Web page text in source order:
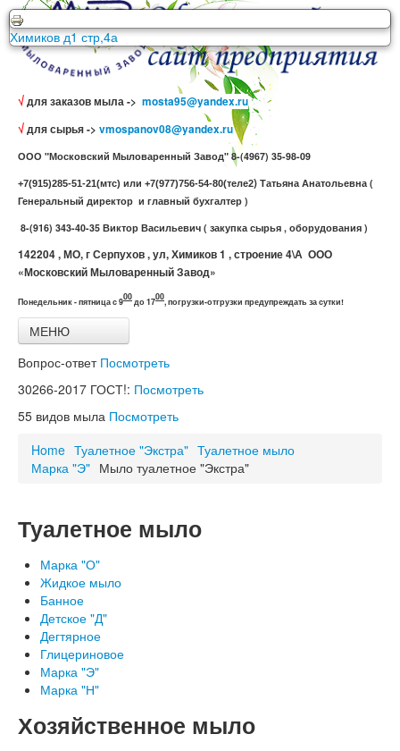
√для заказов мыла -> mosta95@yandex.ru
√для сырья -> vmospanov08@yandex.ru
ООО "Московский Мыловаренный Завод" 8-(4967) 35-98-09
+7(915)285-51-21(мтс) или +7(977)756-54-80(теле2) Татьяна Анатольевна (
Генеральный директор и главный бухгалтер )
8-(916) 343-40-35 Виктор Васильевич ( закупка сырья , оборудования )
142204 , МО, г Серпухов , ул, Химиков 1 , строение 4\А ООО
«Московский Мыловаренный Завод»
Понедельник - пятница с 9
00
до 17
00
,погрузки-отгрузки предупреждать за сутки!
МЕНЮ
Все товары
Связь с нами
ОСТОРОЖНО, НЕ НАШ ТОВАР!
Благодарности
Вопрос-ответ Посмотреть
30266-2017 ГОСТ!: Посмотреть
55 видов мыла Посмотреть
Home Туалетное "Экстра" Туалетное мыло
Марка "Э" Мыло туалетное "Экстра"
Туалетное мыло
Марка "О"
Жидкое мыло
Банное
Детское "Д"
Дегтярное
Глицериновое
Марка "Э"
Марка "Н"
Хозяйственное мыло
ООО Московский Мыловаренный Завод г. Серпухов ул.
Химиков д1 стр,4а